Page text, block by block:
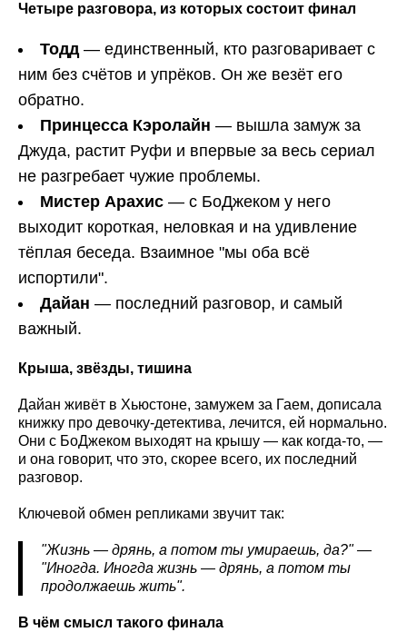
Четыре разговора, из которых состоит финал
Тодд— единственный, кто разговаривает с
ним без счётов и упрёков. Он же везёт его
обратно.
Принцесса Кэролайн — вышла замуж за
Джуда, растит Руфи и впервые за весь сериал
не разгребает чужие проблемы.
Мистер Арахис — с БоДжеком у него
выходит короткая, неловкая и на удивление
тёплая беседа. Взаимное "мы оба всё
испортили".
Дайан — последний разговор, и самый
важный.
Крыша, звёзды, тишина
Дайан живёт в Хьюстоне, замужем за Гаем, дописала
книжку про девочку-детектива, лечится, ей нормально.
Они с БоДжеком выходят на крышу — как когда-то, —
и она говорит, что это, скорее всего, их последний
разговор.
Ключевой обмен репликами звучит так:
"Жизнь — дрянь, а потом ты умираешь, да?" —
"Иногда. Иногда жизнь — дрянь, а потом ты
продолжаешь жить".
В чём смысл такого финала